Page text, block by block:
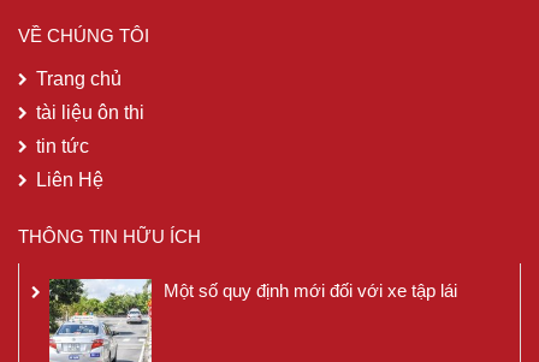
VỀ CHÚNG TÔI
Trang chủ
tài liệu ôn thi
tin tức
Liên Hệ
THÔNG TIN HỮU ÍCH
Một số quy định mới đối với xe tập lái